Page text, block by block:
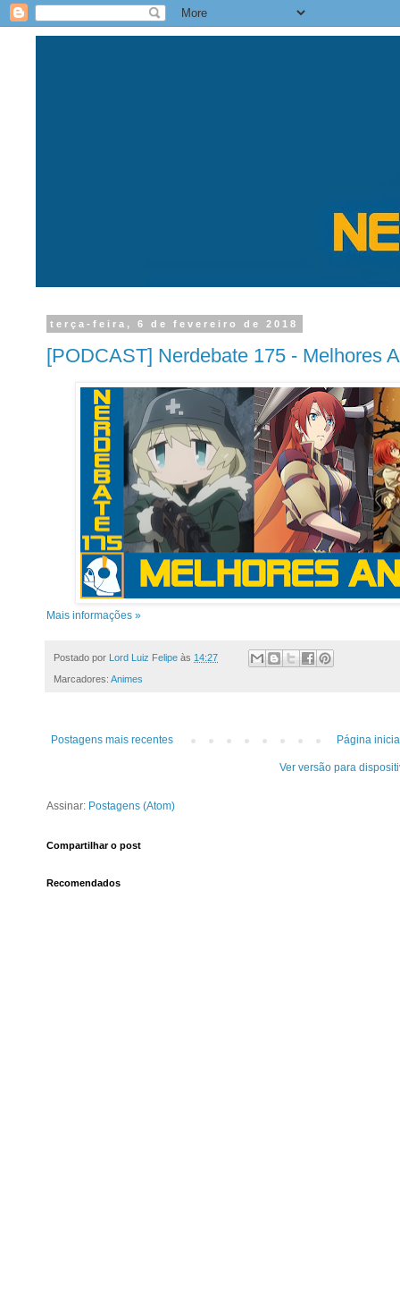
terça-feira, 6 de fevereiro de 2018
[PODCAST] Nerdebate 175 - Melhores
Mais informações »
Postado por Lord Luiz Felipe às 14:27
Marcadores: Animes
Postagens mais recentes Página
Ver versão para
Assinar: Postagens (Atom)
Compartilhar o post
Recomendados